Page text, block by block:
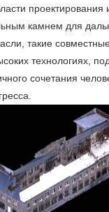
проектирования
камнем для
такие
технологиях,
сочетания